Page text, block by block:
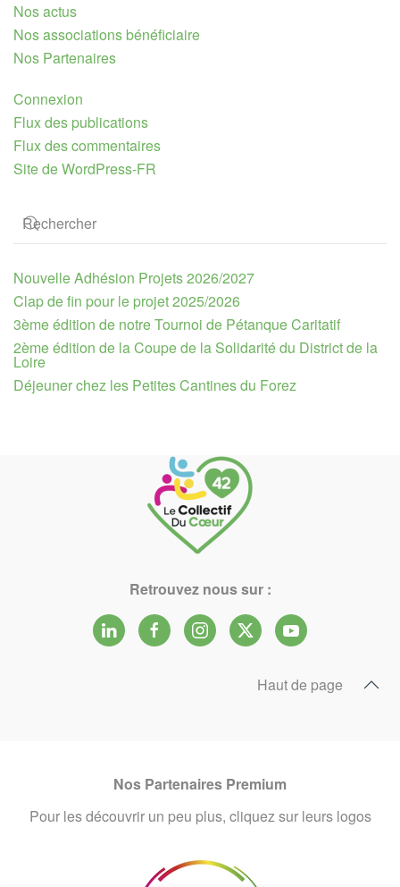
Nos actus
Nos associations bénéficiaire
Nos Partenaires
Connexion
Flux des publications
Flux des commentaires
Site de WordPress-FR
Nouvelle Adhésion Projets 2026/2027
Clap de fin pour le projet 2025/2026
3ème édition de notre Tournoi de Pétanque Caritatif
2ème édition de la Coupe de la Solidarité du District de la
Loire
Déjeuner chez les Petites Cantines du Forez
Retrouvez nous sur :
Haut de page
Nos Partenaires Premium
Pour les découvrir un peu plus, cliquez sur leurs logos